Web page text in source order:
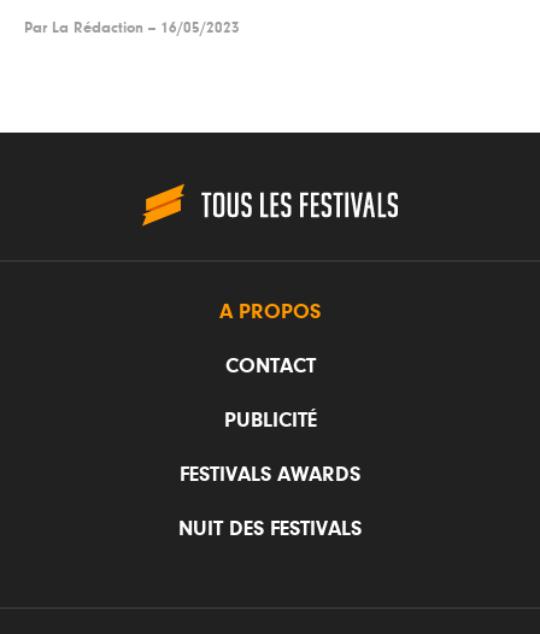
Par La Rédaction -- 16/05/2023
A PROPOS
CONTACT
PUBLICITÉ
FESTIVALS AWARDS
NUIT DES FESTIVALS